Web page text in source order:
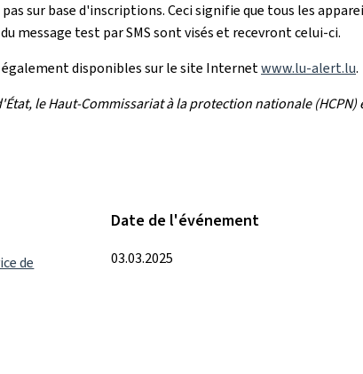
sur base d'inscriptions. Ceci signifie que tous les
message test par SMS sont visés et recevront celui-ci.
disponibles sur le site Internetwww.lu-alert.lu.
le Haut-Commissariat à la protection nationale
de
Date de l'événement
03.03.2025